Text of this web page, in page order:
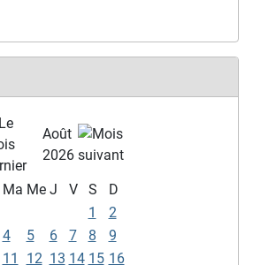
Août
2026
Ma Me J V S
D
1
2
4 5 6 7 8
9
11 12 13 14 15 16